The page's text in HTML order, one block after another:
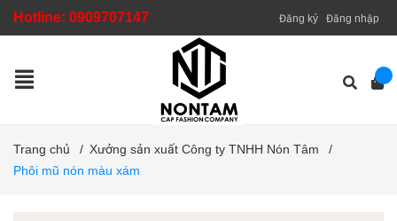
Hotline: 0909707147 Đăng ký Đăng nhập
Trang chủ / Xưởng sản xuất Công ty TNHH Nón Tâm
/
Phôi mũ nón màu xám